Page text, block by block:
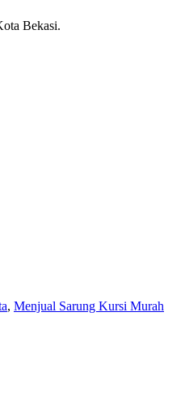
Bekasi.
, Menjual Sarung Kursi Murah